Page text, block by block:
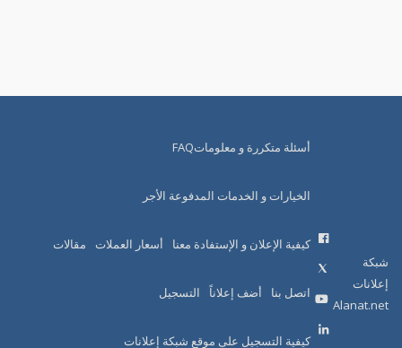
شبكة
إعلانات
Alanat.net
أسئلة متكررة و معلوماتFAQ
الخيارات و الخدمات المدفوعة الأجر
كيفية الإعلان و الإستفادة معنا أسعار العملات مقالات
اتصل بنا أضف إعلاناً التسجيل
كيفية التسجيل على موقع شبكة إعلانات